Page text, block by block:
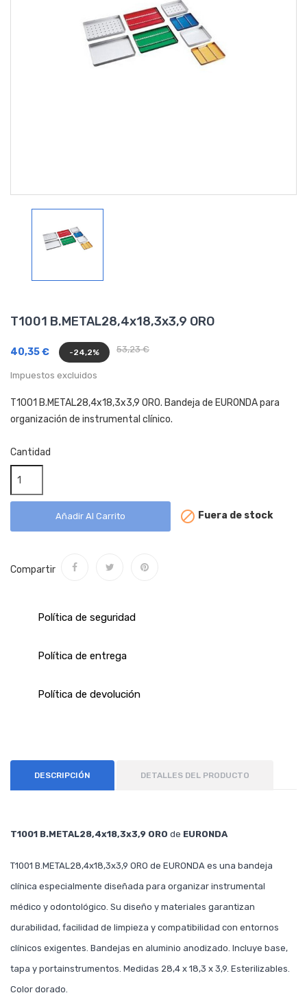
T1001 B.METAL28,4x18,3x3,9 ORO
53,23 €
40,35 € -24,2%
Impuestos excluidos
T1001 B.METAL28,4x18,3x3,9 ORO. Bandeja de EURONDA para
organización de instrumental clínico.
Cantidad
Añadir Al Carrito  Fuera de stock
Compartir
Política de seguridad
Política de entrega
Política de devolución
DESCRIPCIÓN DETALLES DEL PRODUCTO
T1001 B.METAL28,4x18,3x3,9 ORO de EURONDA
T1001 B.METAL28,4x18,3x3,9 ORO de EURONDA es una bandeja
clínica especialmente diseñada para organizar instrumental
médico y odontológico. Su diseño y materiales garantizan
durabilidad, facilidad de limpieza y compatibilidad con entornos
clínicos exigentes. Bandejas en aluminio anodizado. Incluye base,
tapa y portainstrumentos. Medidas 28,4 x 18,3 x 3,9. Esterilizables.
Color dorado.